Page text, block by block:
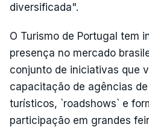
diversificada".
O Turismo de Portugal tem
presença no mercado
conjunto de iniciativas que
capacitação de agências
turísticos, `roadshows` e
participação em grandes